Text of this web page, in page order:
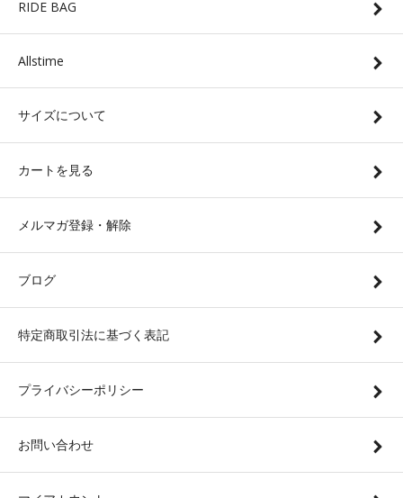
RIDE BAG
Allstime
サイズについて
カートを見る
メルマガ登録・解除
ブログ
特定商取引法に基づく表記
プライバシーポリシー
お問い合わせ